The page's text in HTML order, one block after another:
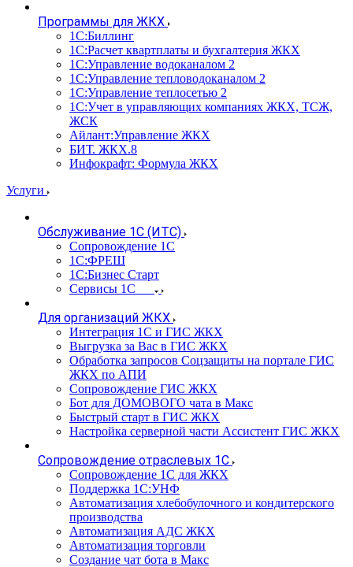
Программы для ЖКХ
1С:Биллинг
1С:Расчет квартплаты и бухгалтерия ЖКХ
1С:Управление водоканалом 2
1С:Управление тепловодоканалом 2
1С:Управление теплосетью 2
1С:Учет в управляющих компаниях ЖКХ, ТСЖ,
ЖСК
Айлант:Управление ЖКХ
БИТ. ЖКХ.8
Инфокрафт: Формула ЖКХ
Услуги
Обслуживание 1С (ИТС)
Сопровождение 1С
1С:ФРЕШ
1С:Бизнес Старт
Сервисы 1С
Для организаций ЖКХ
Интеграция 1С и ГИС ЖКХ
Выгрузка за Вас в ГИС ЖКХ
Обработка запросов Соцзащиты на портале ГИС
ЖКХ по АПИ
Сопровождение ГИС ЖКХ
Бот для ДОМОВОГО чата в Макс
Быстрый старт в ГИС ЖКХ
Настройка серверной части Ассистент ГИС ЖКХ
Сопровождение отраслевых 1С
Сопровождение 1С для ЖКХ
Поддержка 1С:УНФ
Автоматизация хлебобулочного и кондитерского
производства
Автоматизация АДС ЖКХ
Автоматизация торговли
Создание чат бота в Макс